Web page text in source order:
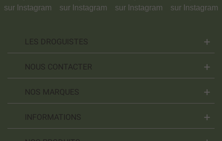
LES DROGUISTES
NOUS CONTACTER
NOS MARQUES
INFORMATIONS